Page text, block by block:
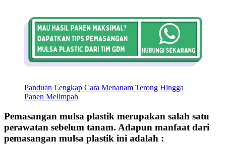
Panduan Lengkap Cara Menanam Terong Hingga
Panen Melimpah
Pemasangan mulsa plastik merupakan salah satu
perawatan sebelum tanam. Adapun manfaat dari
pemasangan mulsa plastik ini adalah :